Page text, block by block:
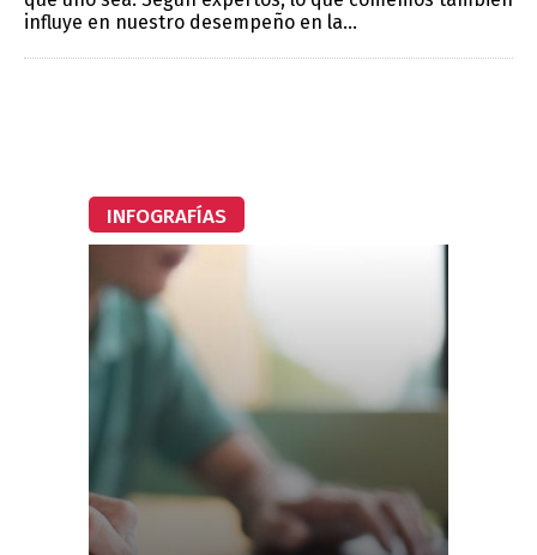
influye en nuestro desempeño en la...
INFOGRAFÍAS